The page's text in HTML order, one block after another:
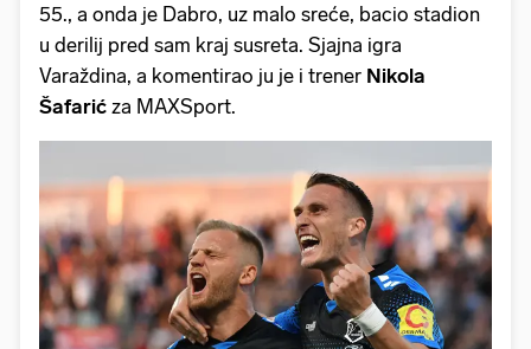
55., a onda je Dabro, uz malo sreće, bacio stadion
u derilij pred sam kraj susreta. Sjajna igra
Varaždina, a komentirao ju je i trener Nikola
Šafarić za MAXSport.